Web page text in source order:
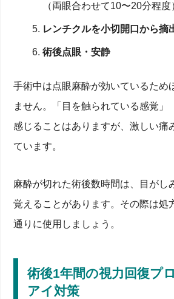
（両眼合わせて10〜20分程度
レンチクルを小切開口から摘
術後点眼・安静
手術中は点眼麻酔が効いているため
ません。「目を触られている感覚」
感じることはありますが、激しい痛
ています。
麻酔が切れた術後数時間は、目がし
覚えることがあります。その際は処
通りに使用しましょう。
術後1年間の視力回復プ
アイ対策